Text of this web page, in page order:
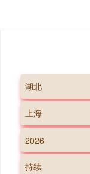
湖北
上海
2026
持续